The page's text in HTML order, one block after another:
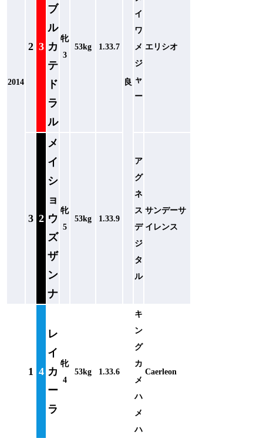
2014 良
2 3
ブ
ル
カ
テ
ド
ラ
ル
牝
3
53kg 1.33.7
イ
ワ
メ
ジ
ャ
ー
エリシオ
3 2
メ
イ
シ
ョ
ウ
ズ
ザ
ン
ナ
牝
5
53kg 1.33.9
ア
グ
ネ
ス
デ
ジ
タ
ル
サンデーサ
イレンス
1 4
レ
イ
カ
ー
ラ
牝
4
53kg 1.33.6
キ
ン
グ
カ
メ
ハ
メ
ハ
Caerleon